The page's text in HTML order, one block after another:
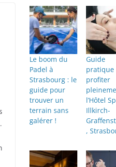
Le boom du
Padel à
Strasbourg : le
guide pour
trouver un
terrain sans
galérer !
Guide
pratique
profiter
l’Hôtel
Illkirch-
,